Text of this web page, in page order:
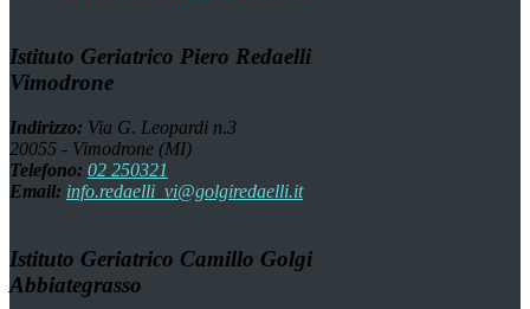
Istituto Geriatrico Piero Redaelli
Vimodrone
Indirizzo: Via G. Leopardi n.3
20055 - Vimodrone (MI)
Telefono: 02 250321
Email: info.redaelli_vi@golgiredaelli.it
Istituto Geriatrico Camillo Golgi
Abbiategrasso